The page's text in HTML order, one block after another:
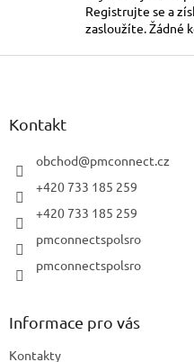
účinně odvádí vlhkost, u
Registrujte se a
zasloužíte. Žádné
Z
Kontakt
obchod@pmconnect.cz
+420 733 185 259
+420 733 185 259
pmconnectspolsro
pmconnectspolsro
Informace pro vás
Kontakty